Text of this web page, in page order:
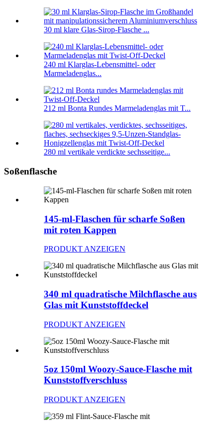
30 ml klare Glas-Sirop-Flasche ...
240 ml Klarglas-Lebensmittel- oder
Marmeladenglas...
212 ml Bonta Rundes Marmeladenglas mit T...
280 ml vertikale verdickte sechsseitige...
Soßenflasche
145-ml-Flaschen für scharfe Soßen
mit roten Kappen
PRODUKT ANZEIGEN
340 ml quadratische Milchflasche aus
Glas mit Kunststoffdeckel
PRODUKT ANZEIGEN
5oz 150ml Woozy-Sauce-Flasche mit
Kunststoffverschluss
PRODUKT ANZEIGEN